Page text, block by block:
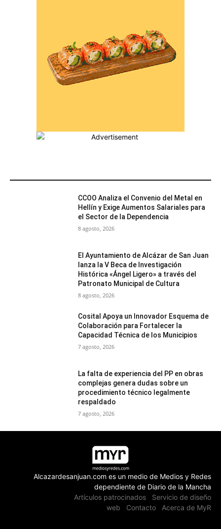
CCOO Analiza el Convenio del Metal en
Hellín y Exige Aumentos Salariales para
el Sector de la Dependencia
8 agosto, 2026
El Ayuntamiento de Alcázar de San Juan
lanza la V Beca de Investigación
Histórica «Ángel Ligero» a través del
Patronato Municipal de Cultura
8 agosto, 2026
Cosital Apoya un Innovador Esquema de
Colaboración para Fortalecer la
Capacidad Técnica de los Municipios
7 agosto, 2026
La falta de experiencia del PP en obras
complejas genera dudas sobre un
procedimiento técnico legalmente
respaldado
7 agosto, 2026
Alcazardesanjuan.com es un medio de Medios y Redes
dependiente de Diario de la Mancha
Artículos patrocinados
Servicio de diseño
web
Contacto Acerca de MyR